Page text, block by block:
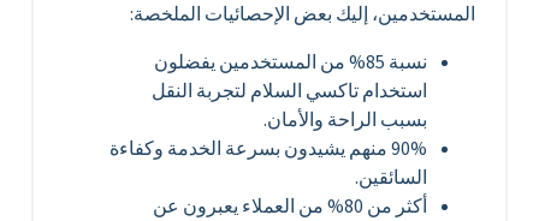
المستخدمين، إليك بعض الإحصائيات الملخصة:
نسبة 85% من المستخدمين يفضلون
استخدام تاكسي السلام لتجربة النقل
بسبب الراحة والأمان.
90% منهم يشيدون بسرعة الخدمة وكفاءة
السائقين.
أكثر من 80% من العملاء يعبرون عن